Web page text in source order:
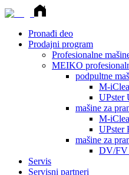
Pronađi deo
Prodajni program
Profesionalne
MEIKO
podpultne
M-
UPster
mašine za
M-
UPster
mašine za
DV/FV
Servis
Servisni partneri